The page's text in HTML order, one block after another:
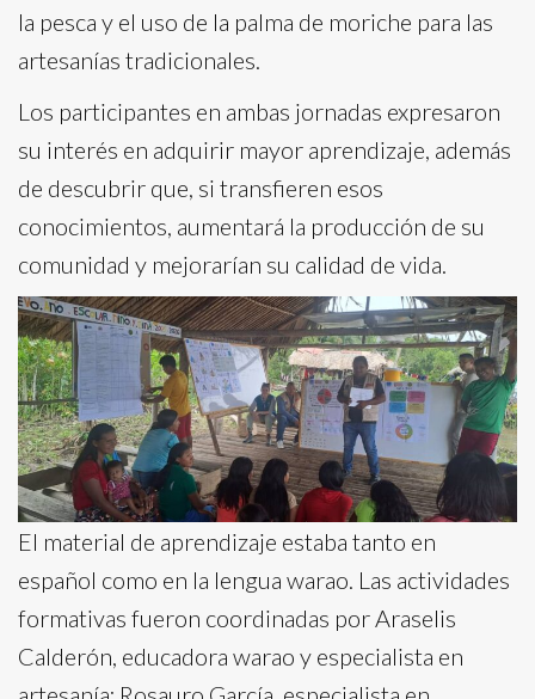
la pesca y el uso de la palma de moriche para las
artesanías tradicionales.
Los participantes en ambas jornadas expresaron
su interés en adquirir mayor aprendizaje, además
de descubrir que, si transfieren esos
conocimientos, aumentará la producción de su
comunidad y mejorarían su calidad de vida.
El material de aprendizaje estaba tanto en
español como en la lengua warao. Las actividades
formativas fueron coordinadas por Araselis
Calderón, educadora warao y especialista en